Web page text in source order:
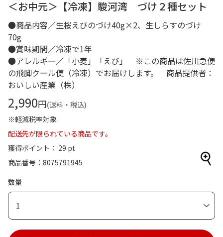
＜お中元＞【冷凍】駿河湾 づけ２種セット
●商品内容／生桜えびのづけ40g×2、生しらすのづけ
70g
●賞味期間／冷凍で1年
●アレルギー／「小麦」「えび」 ※この商品は佐川急便
の飛脚クール便（冷凍）でお届けします。 商品提供者：
おいしい産業（株）
2,990円(送料・税込)
※軽減税率対象
配送先が限られている商品です。
獲得ポイント： 29 pt
商品番号
8075791945
数量
1